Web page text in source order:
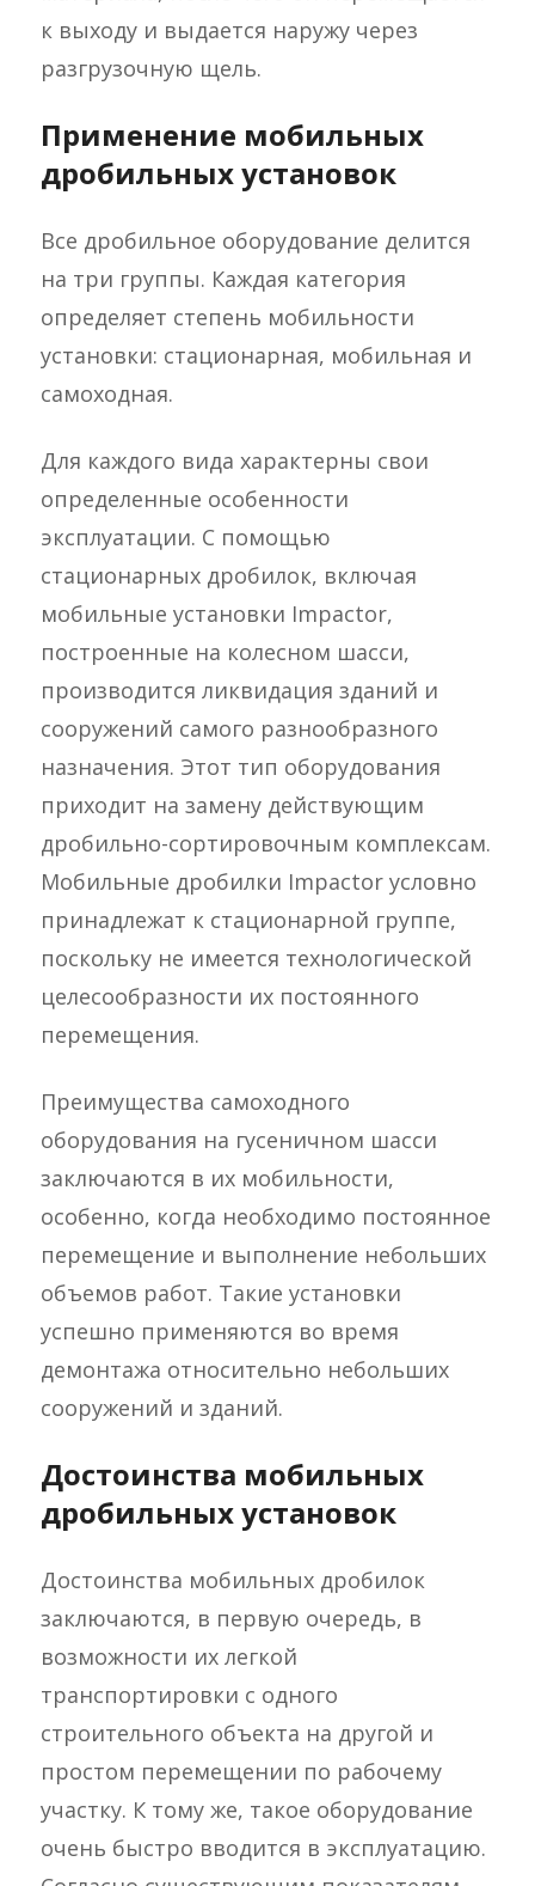
к выходу и выдается наружу через
разгрузочную щель.
Применение мобильных
дробильных установок
Все дробильное оборудование делится
на три группы. Каждая категория
определяет степень мобильности
установки: стационарная, мобильная и
самоходная.
Для каждого вида характерны свои
определенные особенности
эксплуатации. С помощью
стационарных дробилок, включая
мобильные установки Impactor,
построенные на колесном шасси,
производится ликвидация зданий и
сооружений самого разнообразного
назначения. Этот тип оборудования
приходит на замену действующим
дробильно-сортировочным комплексам.
Мобильные дробилки Impactor условно
принадлежат к стационарной группе,
поскольку не имеется технологической
целесообразности их постоянного
перемещения.
Преимущества самоходного
оборудования на гусеничном шасси
заключаются в их мобильности,
особенно, когда необходимо постоянное
перемещение и выполнение небольших
объемов работ. Такие установки
успешно применяются во время
демонтажа относительно небольших
сооружений и зданий.
Достоинства мобильных
дробильных установок
Достоинства мобильных дробилок
заключаются, в первую очередь, в
возможности их легкой
транспортировки с одного
строительного объекта на другой и
простом перемещении по рабочему
участку. К тому же, такое оборудование
очень быстро вводится в эксплуатацию.